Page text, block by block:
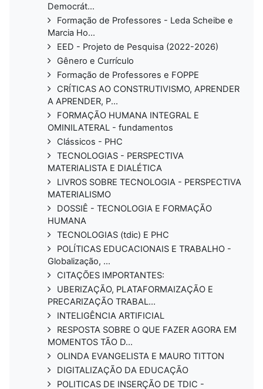
Democrát...
Formação de Professores - Leda Scheibe e
Marcia Ho...
EED - Projeto de Pesquisa (2022-2026)
Gênero e Currículo
Formação de Professores e FOPPE
CRÍTICAS AO CONSTRUTIVISMO, APRENDER
A APRENDER, P...
FORMAÇÃO HUMANA INTEGRAL E
OMINILATERAL - fundamentos
Clássicos - PHC
TECNOLOGIAS - PERSPECTIVA
MATERIALISTA E DIALÉTICA
LIVROS SOBRE TECNOLOGIA - PERSPECTIVA
MATERIALISMO
DOSSIÊ - TECNOLOGIA E FORMAÇÃO
HUMANA
TECNOLOGIAS (tdic) E PHC
POLÍTICAS EDUCACIONAIS E TRABALHO -
Globalização, ...
CITAÇÕES IMPORTANTES:
UBERIZAÇÃO, PLATAFORMAIZAÇÃO E
PRECARIZAÇÃO TRABAL...
INTELIGÊNCIA ARTIFICIAL
RESPOSTA SOBRE O QUE FAZER AGORA EM
MOMENTOS TÃO D...
OLINDA EVANGELISTA E MAURO TITTON
DIGITALIZAÇÃO DA EDUCAÇÃO
POLITICAS DE INSERÇÃO DE TDIC -